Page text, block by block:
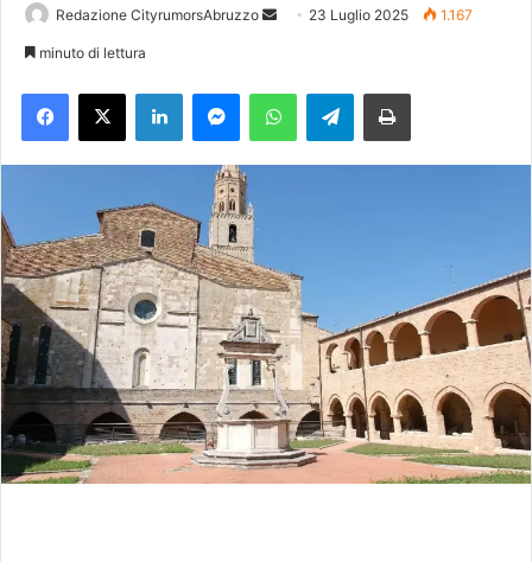
Redazione CityrumorsAbruzzo
a
m
a
i
l
23 Luglio 2025 1.167
minuto di lettura
Telegram